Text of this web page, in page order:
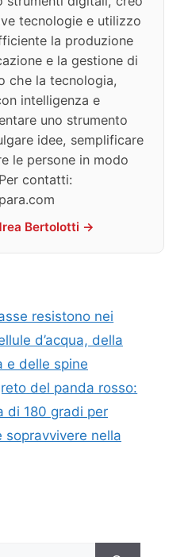
tecnologie e utilizzo
la produzione
e la gestione di
che la tecnologia,
intelligenza e
uno strumento
idee, semplificare
le persone in modo
contatti:
Bertolotti →
resistono nei
d’acqua, della
e delle spine
del panda rosso:
di 180 gradi per
nella